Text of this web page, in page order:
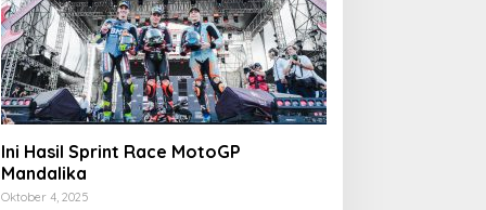
Ini Hasil Sprint Race MotoGP
Mandalika
Oktober 4, 2025